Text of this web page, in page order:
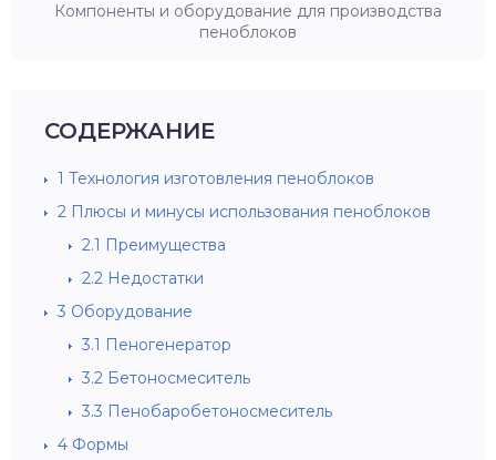
Компоненты и оборудование для производства
пеноблоков
СОДЕРЖАНИЕ
1 Технология изготовления пеноблоков
2 Плюсы и минусы использования пеноблоков
2.1 Преимущества
2.2 Недостатки
3 Оборудование
3.1 Пеногенератор
3.2 Бетоносмеситель
3.3 Пенобаробетоносмеситель
4 Формы